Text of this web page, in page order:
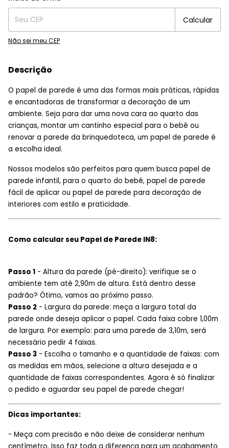
Calcular
Não sei meu CEP
Descrição
O papel de parede é uma das formas mais práticas, rápidas
e encantadoras de transformar a decoração de um
ambiente. Seja para dar uma nova cara ao quarto das
crianças, montar um cantinho especial para o bebê ou
renovar a parede da brinquedoteca, um papel de parede é
a escolha ideal.
Nossos modelos são perfeitos para quem busca papel de
parede infantil, para o quarto do bebê, papel de parede
fácil de aplicar ou papel de parede para decoração de
interiores com estilo e praticidade.
Como calcular seu Papel de Parede IN8:
Passo 1 - Altura da parede (pé-direito): verifique se o
ambiente tem até 2,90m de altura. Está dentro desse
padrão? Ótimo, vamos ao próximo passo.
Passo 2 - Largura da parede: meça a largura total da
parede onde deseja aplicar o papel. Cada faixa cobre 1,00m
de largura. Por exemplo: para uma parede de 3,10m, será
necessário pedir 4 faixas.
Passo 3 - Escolha o tamanho e a quantidade de faixas: com
as medidas em mãos, selecione a altura desejada e a
quantidade de faixas correspondentes. Agora é só finalizar
o pedido e aguardar seu papel de parede chegar!
Dicas importantes:
- Meça com precisão e não deixe de considerar nenhum